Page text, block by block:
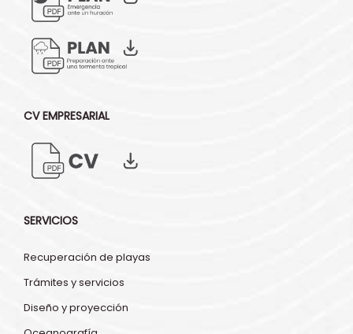
CV EMPRESARIAL
SERVICIOS
Recuperación de playas
Trámites y servicios
Diseño y proyección